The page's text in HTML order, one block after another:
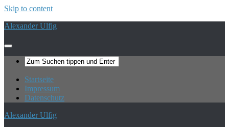
Skip to content
Alexander Ulfig
Startseite
Impressum
Datenschutz
Alexander Ulfig